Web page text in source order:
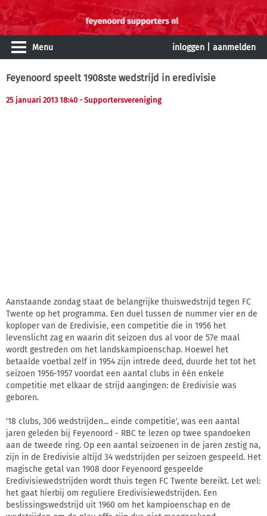
Menu inloggen aanmelden
Feyenoord speelt 1908ste wedstrijd in eredivisie
25 januari 2013 18:40 - Supportersvereniging
Aanstaande zondag staat de belangrijke thuiswedstrijd tegen FC
Twente op het programma. Een duel tussen de nummer vier en de
koploper van de Eredivisie, een competitie die in 1956 het
levenslicht zag en waarin dit seizoen dus al voor de 57e maal
wordt gestreden om het landskampioenschap. Hoewel het
betaalde voetbal zelf in 1954 zijn intrede deed, duurde het tot het
seizoen 1956-1957 voordat een aantal clubs in één enkele
competitie met elkaar de strijd aangingen: de Eredivisie was
geboren.
'18 clubs, 306 wedstrijden... einde competitie', was een aantal
jaren geleden bij Feyenoord - RBC te lezen op twee spandoeken
aan de tweede ring. Op een aantal seizoenen in de jaren zestig na,
zijn in de Eredivisie altijd 34 wedstrijden per seizoen gespeeld. Het
magische getal van 1908 door Feyenoord gespeelde
Eredivisiewedstrijden wordt thuis tegen FC Twente bereikt. Let wel:
het gaat hierbij om reguliere Eredivisiewedstrijden. Een
beslissingswedstrijd uit 1960 om het kampioenschap en de